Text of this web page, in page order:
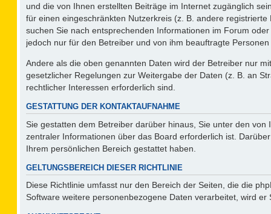
und die von Ihnen erstellten Beiträge im Internet zugänglich
für einen eingeschränkten Nutzerkreis (z. B. andere
suchen Sie nach entsprechenden Informationen im Forum
jedoch nur für den Betreiber und von ihm beauftragte
Andere als die oben genannten Daten wird der Betreiber nur
gesetzlicher Regelungen zur Weitergabe der Daten (z. B. an
rechtlicher Interessen erforderlich sind.
GESTATTUNG DER KONTAKTAUFNAHME
Sie gestatten dem Betreiber darüber hinaus, Sie unter den
zentraler Informationen über das Board erforderlich ist.
Ihrem persönlichen Bereich gestattet haben.
GELTUNGSBEREICH DIESER RICHTLINIE
Diese Richtlinie umfasst nur den Bereich der Seiten, die die
Software weitere personenbezogene Daten verarbeitet, wird